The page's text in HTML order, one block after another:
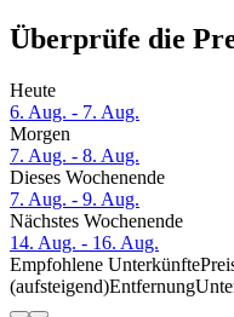
Überprüfe die
Heute
6. Aug. - 7. Aug.
Morgen
7. Aug. - 8. Aug.
Dieses Wochenende
7. Aug. - 9. Aug.
Nächstes Wochenende
14. Aug. - 16. Aug.
Empfohlene Unterkünfte
(aufsteigend)Entfernung